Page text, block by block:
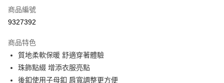
信用卡分期付款
合作金庫商業銀行
華南商業銀行
上海商業儲蓄銀行
國泰世華商業銀行
LINE Pay
Apple Pay
商品編號
9327392
商品特色
質地柔軟保暖 舒適穿著體驗
珠飾點綴 增添衣服亮點
後釦使用子母釦 肩寬調整更方便